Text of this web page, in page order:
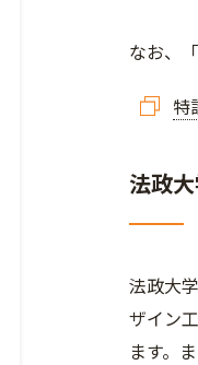
なお、
特
法政
法政大
ザイン
ます。